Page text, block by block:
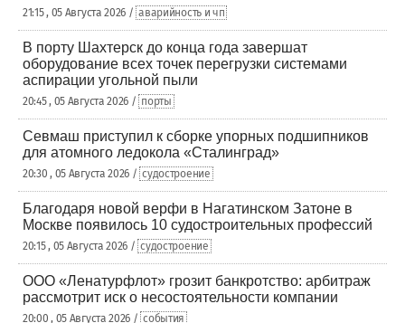
21:15 , 05 Августа 2026 / аварийность и чп
В порту Шахтерск до конца года завершат
оборудование всех точек перегрузки системами
аспирации угольной пыли
20:45 , 05 Августа 2026 / порты
Севмаш приступил к сборке упорных подшипников
для атомного ледокола «Сталинград»
20:30 , 05 Августа 2026 / судостроение
Благодаря новой верфи в Нагатинском Затоне в
Москве появилось 10 судостроительных профессий
20:15 , 05 Августа 2026 / судостроение
ООО «Ленатурфлот» грозит банкротство: арбитраж
рассмотрит иск о несостоятельности компании
20:00 , 05 Августа 2026 / события